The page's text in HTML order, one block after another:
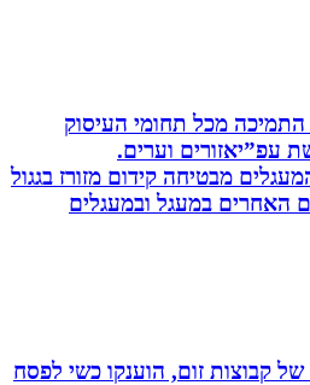
מכל תחומי העיסוק
וערים.
מבטיחה קידום מזורז בגגול
במעגל ובמעגלים
זום, הוענקו כשי לפסח